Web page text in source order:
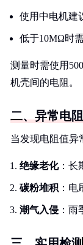
使用中电机建
低于10MΩ时
测量时需使用
机壳间的电阻。
二、异常电
当发现电阻值异
绝缘老化：长
碳粉堆积 ：
潮气入侵 ：